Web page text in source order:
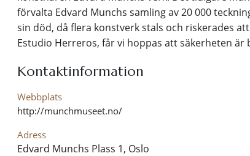
förvalta Edvard Munchs samling av 20 000
sin död, då flera konstverk stals och riskerades
Estudio Herreros, får vi hoppas att säkerheten är
Kontaktinformation
Webbplats
http://munchmuseet.no/
Adress
Edvard Munchs Plass 1, Oslo